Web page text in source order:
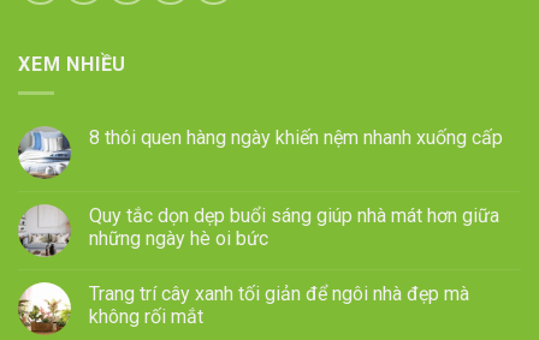
XEM NHIỀU
8 thói quen hàng ngày khiến nệm nhanh xuống cấp
Quy tắc dọn dẹp buổi sáng giúp nhà mát hơn giữa
những ngày hè oi bức
Trang trí cây xanh tối giản để ngôi nhà đẹp mà
không rối mắt